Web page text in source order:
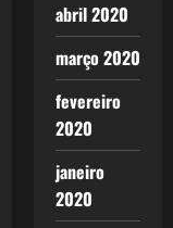
abril 2020
março 2020
fevereiro
2020
janeiro
2020